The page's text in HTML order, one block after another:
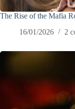
The Rise of the Mafia
16/01/2026
2